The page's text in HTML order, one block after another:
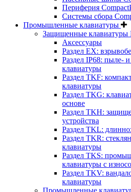
Периферия
Системы сбора
Промышленные клавиатуры
Защищенные клавиатуры
Аксессуары
Раздел EX:
Раздел IP68: пыле-
клавиатуры
Раздел TKF:
клавиатуры
Раздел TKG:
основе
Раздел TKH:
устройства
Раздел TKL:
Раздел TKR:
клавиатуры
Раздел TKS:
клавиатуры с
Раздел TKV:
клавиатуры
Промышленные